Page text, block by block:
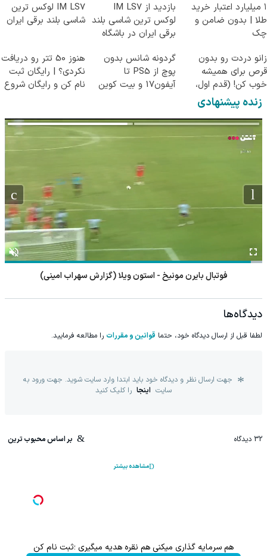
۱ میلیارد اعتبار خرید
طلا | بدون ضامن و
چک
بازدید از IM LS7
لوکس ترین شاسی بلند
برقی ایران در باشگاه
IM LS7 لوکس ترین
شاسی بلند برقی ایران
زانو دردت رو بدون
قرص برای همیشه
خوب کن! (قدم اول،
پرسش‌نامه)
گردونه شانس بدون
پوچ از PS5 تا
آیفون17 و بیت کوین
هنوز 50 تتر رو دریافت
نکردی؟ | رایگان ثبت
نام کن و رایگان شروع
زنده پیشنهادی
مسابقات وزنه برداری قهرمانی نوجوانان و جوانان آسیا
دیدگاه‌ها
لطفا قبل از ارسال دیدگاه خود، حتما قوانین و مقررات را مطالعه فرمایید.
جهت ارسال نظر و دیدگاه خود باید ابتدا وارد سایت شوید. جهت ورود به
سایت اینجا را کلیک کنید
32 دیدگاه بر اساس محبوب ترین
مشاهده بیشتر
هم سرمایه گذاری میکنی هم نقره هدیه میگیری ؛ثبت نام کن